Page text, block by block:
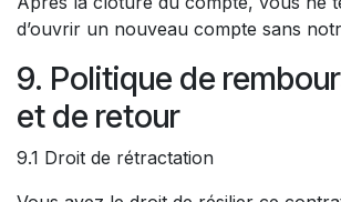
d’ouvrir un nouveau compte sans
9. Politique de
et de retour
9.1 Droit de rétractation